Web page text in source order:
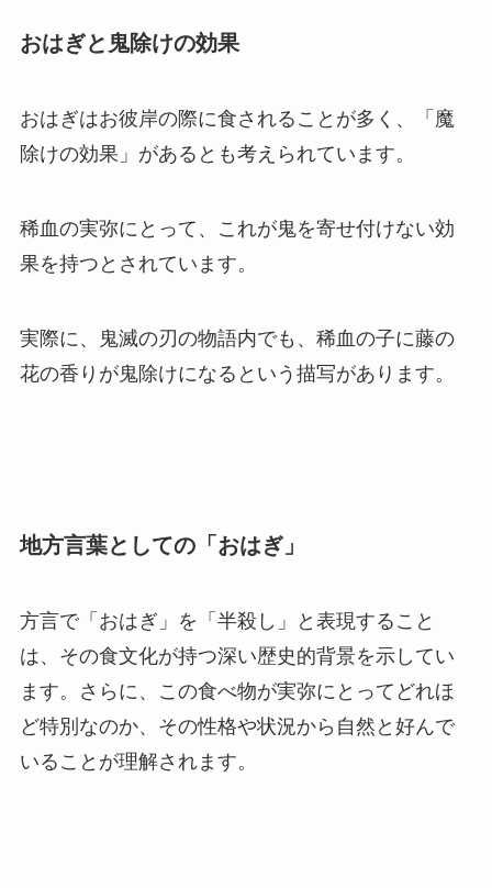
おはぎと鬼除けの効果
おはぎはお彼岸の際に食されることが多く、「魔
除けの効果」があるとも考えられています。
稀血の実弥にとって、これが鬼を寄せ付けない効
果を持つとされています。
実際に、鬼滅の刃の物語内でも、稀血の子に藤の
花の香りが鬼除けになるという描写があります。
地方言葉としての「おはぎ」
方言で「おはぎ」を「半殺し」と表現すること
は、その食文化が持つ深い歴史的背景を示してい
ます。さらに、この食べ物が実弥にとってどれほ
ど特別なのか、その性格や状況から自然と好んで
いることが理解されます。